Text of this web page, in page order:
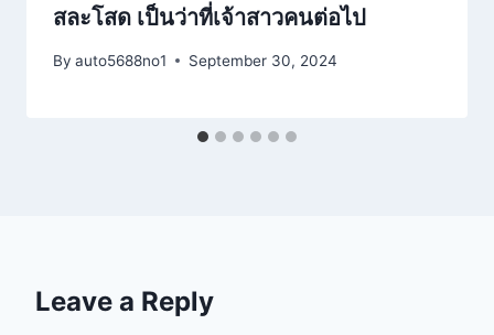
สละโสด เป็นว่าที่เจ้าสาวคนต่อไป
By auto5688no1 September 30, 2024
Leave a Reply